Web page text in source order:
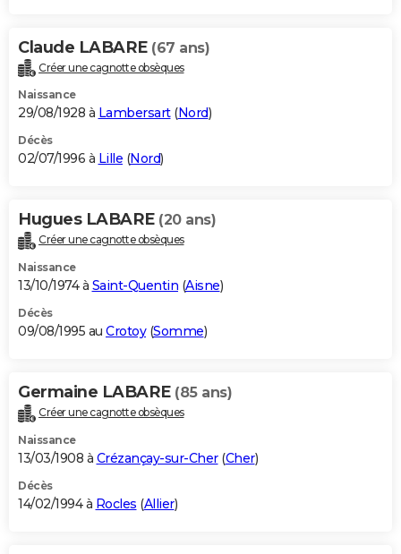
Claude LABARE (67 ans)
Créer une cagnotte obsèques
Naissance
29/08/1928 à Lambersart(Nord)
Décès
02/07/1996 à Lille (Nord)
Hugues LABARE (20 ans)
Créer une cagnotte obsèques
Naissance
13/10/1974 à Saint-Quentin (Aisne)
Décès
09/08/1995 au Crotoy(Somme)
Germaine LABARE (85 ans)
Créer une cagnotte obsèques
Naissance
13/03/1908 à Crézançay-sur-Cher(Cher)
Décès
14/02/1994 à Rocles (Allier)